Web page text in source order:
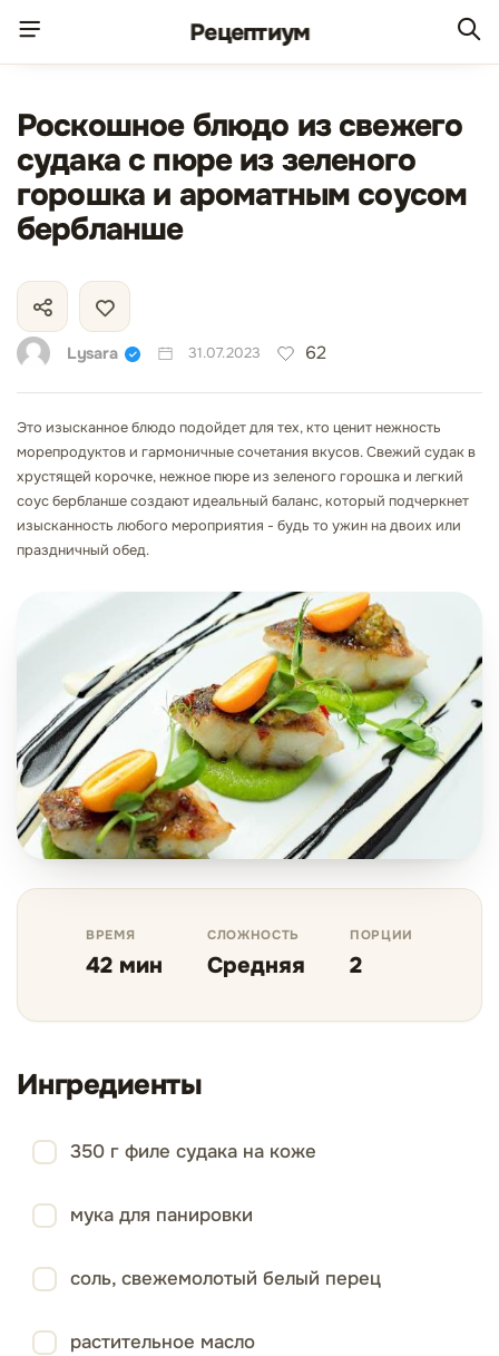
Рецептиум
Роскошное блюдо из свежего
судака с пюре из зеленого
горошка и ароматным соусом
бербланше
Lysara 31.07.2023 62
Это изысканное блюдо подойдет для тех, кто ценит нежность
морепродуктов и гармоничные сочетания вкусов. Свежий судак в
хрустящей корочке, нежное пюре из зеленого горошка и легкий
соус бербланше создают идеальный баланс, который подчеркнет
изысканность любого мероприятия - будь то ужин на двоих или
праздничный обед.
ВРЕМЯ
42 мин
СЛОЖНОСТЬ
Средняя
ПОРЦИИ
2
Ингредиенты
350 г филе судака на коже
мука для панировки
соль, свежемолотый белый перец
растительное масло